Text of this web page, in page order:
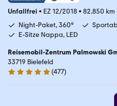
Unfallfrei • EZ 12/2018• 82.850 km
Night-Paket, 360°
E-Sitze Nappa, LED
Reisemobil-Zentrum Palmowski
33719 Bielefeld
4.8 Sterne
(477)